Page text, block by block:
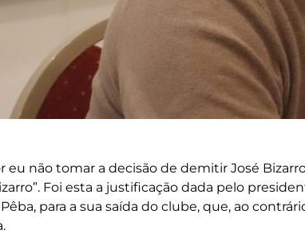
eu não tomar a decisão de demitir José
Foi esta a justificação dada pelo
para a sua saída do clube, que, ao